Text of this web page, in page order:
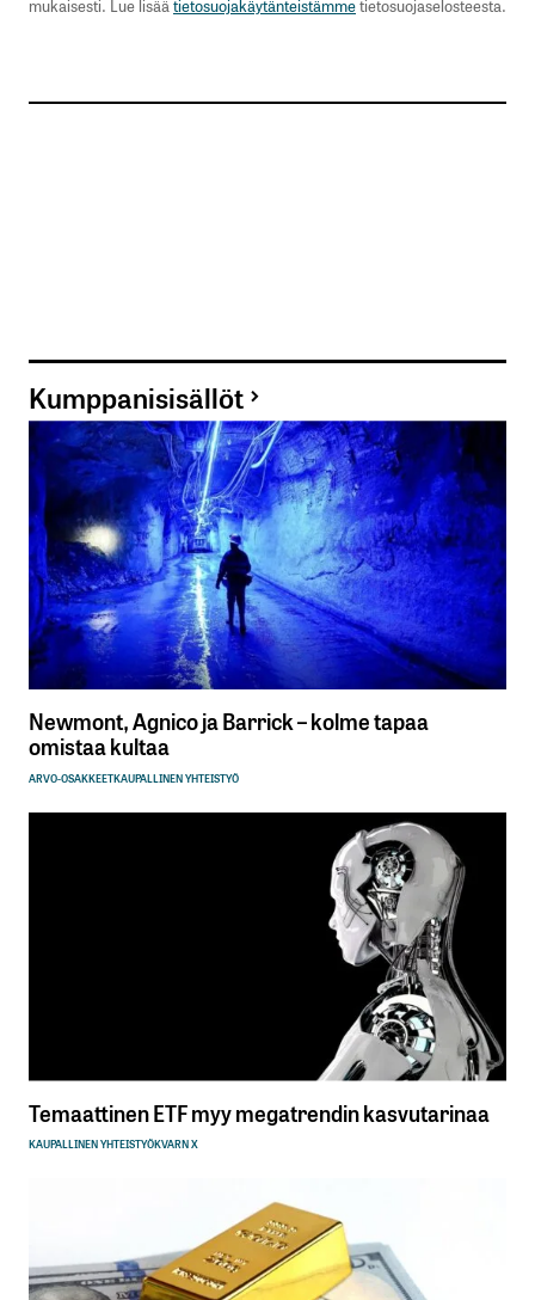
mukaisesti. Lue lisää tietosuojakäytänteistämmetietosuojaselosteesta.
Kumppanisisällöt
Newmont, Agnico ja Barrick – kolme tapaa
omistaa kultaa
ARVO-OSAKKEETKAUPALLINEN YHTEISTYÖ
Temaattinen ETF myy megatrendin kasvutarinaa
KAUPALLINEN YHTEISTYÖKVARN X